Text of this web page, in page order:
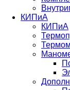
КИПиА
КИПиА